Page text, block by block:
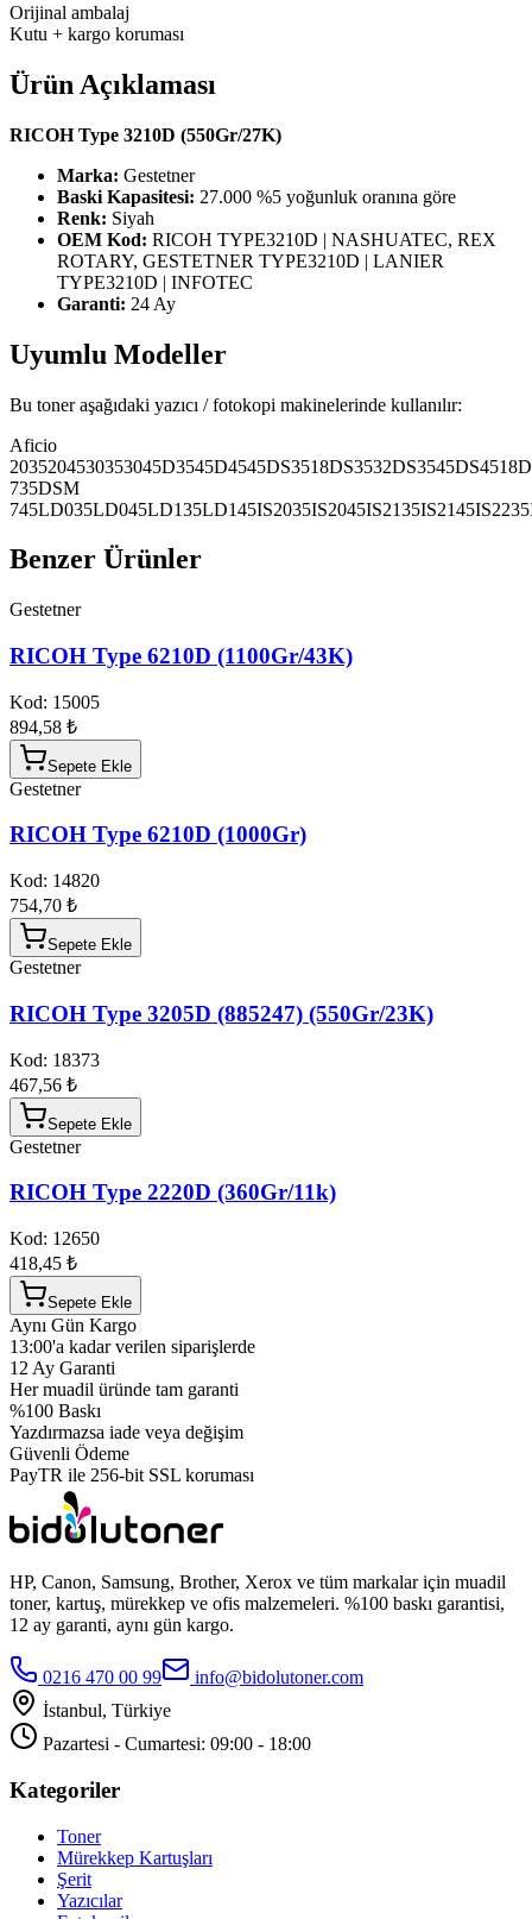
Orijinal ambalaj
Kutu + kargo koruması
Ürün Açıklaması
RICOH Type 3210D (550Gr/27K)
Marka: Gestetner
Baski Kapasitesi: 27.000 %5 yoğunluk oranına göre
Renk: Siyah
OEM Kod: RICOH TYPE3210D | NASHUATEC, REX
ROTARY, GESTETNER TYPE3210D | LANIER
TYPE3210D | INFOTEC
Garanti: 24 Ay
Uyumlu Modeller
Bu toner aşağıdaki yazıcı / fotokopi makinelerinde kullanılır:
Aficio
2035204530353045D3545D4545DS3518DS3532DS3545DS4518
735DSM
745LD035LD045LD135LD145IS2035IS2045IS2135IS2145IS2235
Benzer Ürünler
Gestetner
RICOH Type 6210D (1100Gr/43K)
Kod: 15005
894,58 ₺
Sepete Ekle
Gestetner
RICOH Type 6210D (1000Gr)
Kod: 14820
754,70 ₺
Sepete Ekle
Gestetner
RICOH Type 3205D (885247) (550Gr/23K)
Kod: 18373
467,56 ₺
Sepete Ekle
Gestetner
RICOH Type 2220D (360Gr/11k)
Kod: 12650
418,45 ₺
Sepete Ekle
Aynı Gün Kargo
13:00'a kadar verilen siparişlerde
12 Ay Garanti
Her muadil üründe tam garanti
%100 Baskı
Yazdırmazsa iade veya değişim
Güvenli Ödeme
PayTR ile 256-bit SSL koruması
HP, Canon, Samsung, Brother, Xerox ve tüm markalar için muadil
toner, kartuş, mürekkep ve ofis malzemeleri. %100 baskı garantisi,
12 ay garanti, aynı gün kargo.
0216 470 00 99
info@bidolutoner.com
İstanbul, Türkiye
Pazartesi - Cumartesi: 09:00 - 18:00
Kategoriler
Toner
Mürekkep Kartuşları
Şerit
Yazıcılar